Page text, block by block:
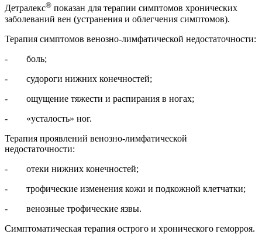
Детралекс® показан для терапии симптомов хронических
заболеваний вен (устранения и облегчения симптомов).
Терапия симптомов венозно-лимфатической недостаточности:
- боль;
- судороги нижних конечностей;
- ощущение тяжести и распирания в ногах;
- «усталость» ног.
Терапия проявлений венозно-лимфатической
недостаточности:
- отеки нижних конечностей;
- трофические изменения кожи и подкожной клетчатки;
- венозные трофические язвы.
Симптоматическая терапия острого и хронического геморроя.